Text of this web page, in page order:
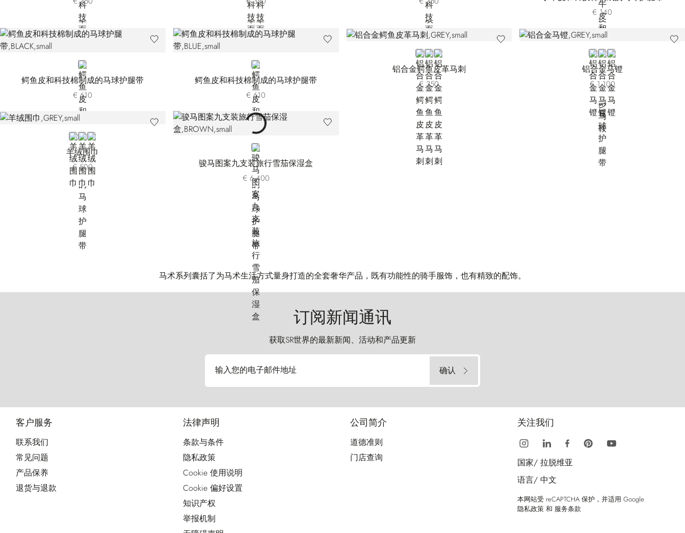
€ 140
BLACK
鳄鱼皮和科技棉制成的马球护腿带
€ 610
BLUE
鳄鱼皮和科技棉制成的马球护腿带
€ 610
GREYBROWN
BLACK
铝合金鳄鱼皮革马刺
€ 350
GREYBLACKBROWN
铝合金马镫
€ 1.100
GREY
BLUEBEIGE
羊绒围巾
€ 500
BROWN
骏马图案九支装旅行雪茄保湿盒
€ 6.400
马术系列囊括了为马术生活方式量身打造的全套奢华产品，既有功能性的骑手服饰，也有精致的配饰。
订阅新闻通讯
获取SR世界的最新新闻、活动和产品更新
输入您的电子邮件地址 确认
客户服务
联系我们
常见问题
产品保养
退货与退款
法律声明
条款与条件
隐私政策
Cookie 使用说明
Cookie 偏好设置
知识产权
举报机制
公司简介
道德准则
门店查询
关注我们
国家/ 拉脱维亚
语言/ 中文
本网站受 reCAPTCHA 保护，并适用 Google
隐私政策 和 服务条款